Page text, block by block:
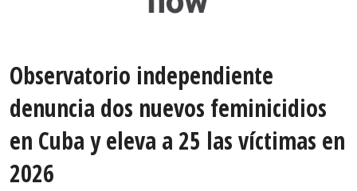
Observatorio independiente
denuncia dos nuevos feminicidios
en Cuba y eleva a 25 las víctimas en
2026